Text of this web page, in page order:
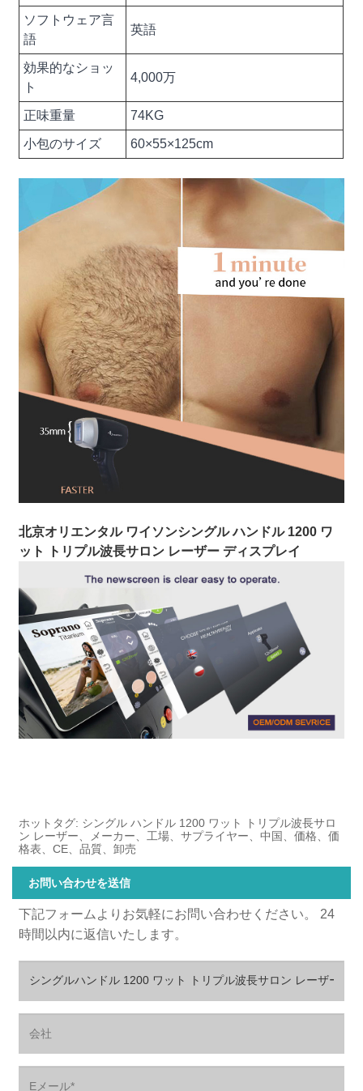
ソフトウェア言
語
英語
効果的なショッ
ト
4,000万
正味重量 74KG
小包のサイズ 60×55×125cm
北京オリエンタル ワイソンシングル ハンドル 1200 ワ
ット トリプル波長サロン レーザー ディスプレイ
ホットタグ: シングル ハンドル 1200 ワット トリプル波長サロ
ン レーザー、メーカー、工場、サプライヤー、中国、価格、価
格表、CE、品質、卸売
お問い合わせを送信
下記フォームよりお気軽にお問い合わせください。 24
時間以内に返信いたします。